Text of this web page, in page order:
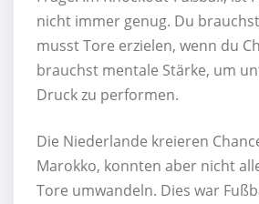
nicht immer genug. Du
musst Tore erzielen, wenn du
brauchst mentale Stärke, um
Druck zu performen.
Die Niederlande kreieren
Marokko, konnten aber nicht
Tore umwandeln. Dies war